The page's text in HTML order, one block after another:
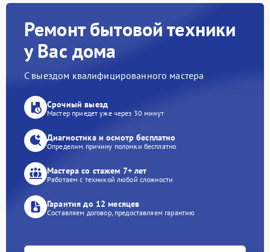
Ремонт бытовой техники
у Вас дома
С выездом квалифицированного мастера
Срочный выезд
Мастер приедет уже через 30 минут
Диагностика и осмотр бесплатно
Определим причину поломки бесплатно
Мастера со стажем 7+ лет
Работаем с техникой любой сложности
Гарантия до 12 месяцев
Составляем договор, предоставляем гарантию